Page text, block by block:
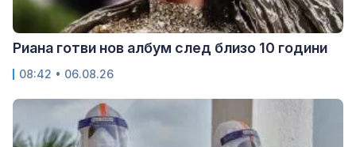
Риана готви нов албум след близо 10 години
08:42 • 06.08.26